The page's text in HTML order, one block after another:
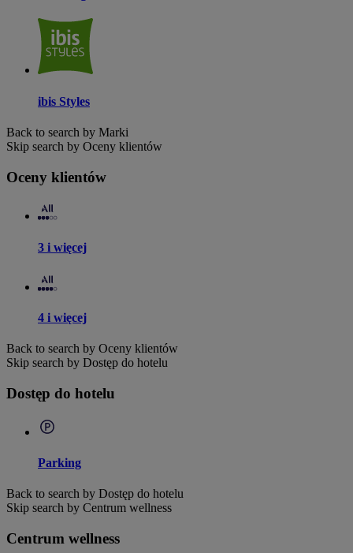
ibis Styles
Back to search by Marki
Skip search by Oceny klientów
Oceny klientów
3 i więcej
4 i więcej
Back to search by Oceny klientów
Skip search by Dostęp do hotelu
Dostęp do hotelu
Parking
Back to search by Dostęp do hotelu
Skip search by Centrum wellness
Centrum wellness